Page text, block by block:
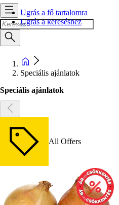
Ugrás a fő tartalomra
Ugrás a kereséshez
Speciális ajánlatok
Speciális ajánlatok
All Offers